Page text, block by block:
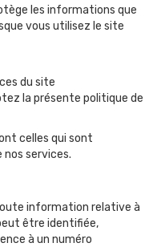
les informations que
vous utilisez le site
du site
la présente politique de
celles qui sont
services.
information relative à
être identifiée,
à un numéro